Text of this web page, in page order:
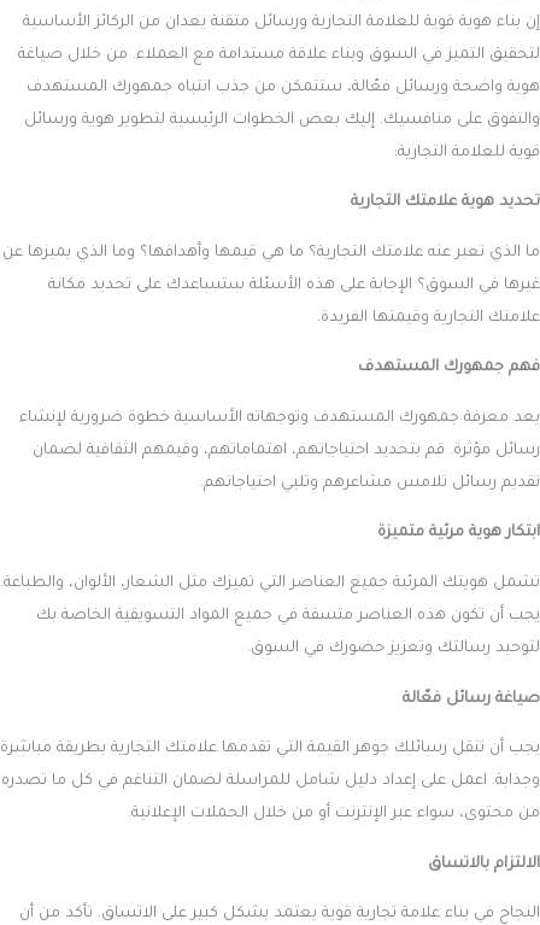
إن بناء هوية قوية للعلامة التجارية ورسائل متقنة يعدان من الركائز الأساسية
لتحقيق التميز في السوق وبناء علاقة مستدامة مع العملاء. من خلال صياغة
هوية واضحة ورسائل فعّالة، ستتمكن من جذب انتباه جمهورك المستهدف
والتفوق على منافسيك. إليك بعض الخطوات الرئيسية لتطوير هوية ورسائل
قوية للعلامة التجارية:
تحديد هوية علامتك التجارية
ما الذي تعبر عنه علامتك التجارية؟ ما هي قيمها وأهدافها؟ وما الذي يميزها عن
غيرها في السوق؟ الإجابة على هذه الأسئلة ستساعدك على تحديد مكانة
علامتك التجارية وقيمتها الفريدة.
فهم جمهورك المستهدف
يعد معرفة جمهورك المستهدف وتوجهاته الأساسية خطوة ضرورية لإنشاء
رسائل مؤثرة. قم بتحديد احتياجاتهم، اهتماماتهم، وقيمهم الثقافية لضمان
تقديم رسائل تلامس مشاعرهم وتلبي احتياجاتهم.
ابتكار هوية مرئية متميزة
تشمل هويتك المرئية جميع العناصر التي تميزك مثل الشعار، الألوان، والطباعة.
يجب أن تكون هذه العناصر متسقة في جميع المواد التسويقية الخاصة بك
لتوحيد رسالتك وتعزيز حضورك في السوق.
صياغة رسائل فعّالة
يجب أن تنقل رسائلك جوهر القيمة التي تقدمها علامتك التجارية بطريقة مباشرة
وجذابة. اعمل على إعداد دليل شامل للمراسلة لضمان التناغم في كل ما تصدره
من محتوى، سواء عبر الإنترنت أو من خلال الحملات الإعلانية.
الالتزام بالاتساق
النجاح في بناء علامة تجارية قوية يعتمد بشكل كبير على الاتساق. تأكد من أن